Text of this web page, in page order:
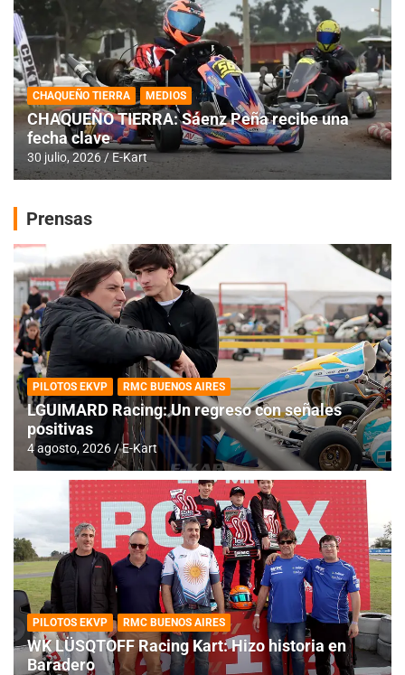
CHAQUEÑO TIERRA MEDIOS
CHAQUEÑO TIERRA: Sáenz Peña recibe una
fecha clave
30 julio, 2026 E-Kart
Prensas
PILOTOS EKVP RMC BUENOS AIRES
LGUIMARD Racing: Un regreso con señales
positivas
4 agosto, 2026 E-Kart
PILOTOS EKVP RMC BUENOS AIRES
WK LÜSQTOFF Racing Kart: Hizo historia en
Baradero